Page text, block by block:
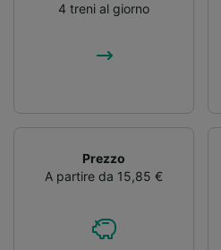
4 treni al giorno
Prezzo
A partire da 15,85 €